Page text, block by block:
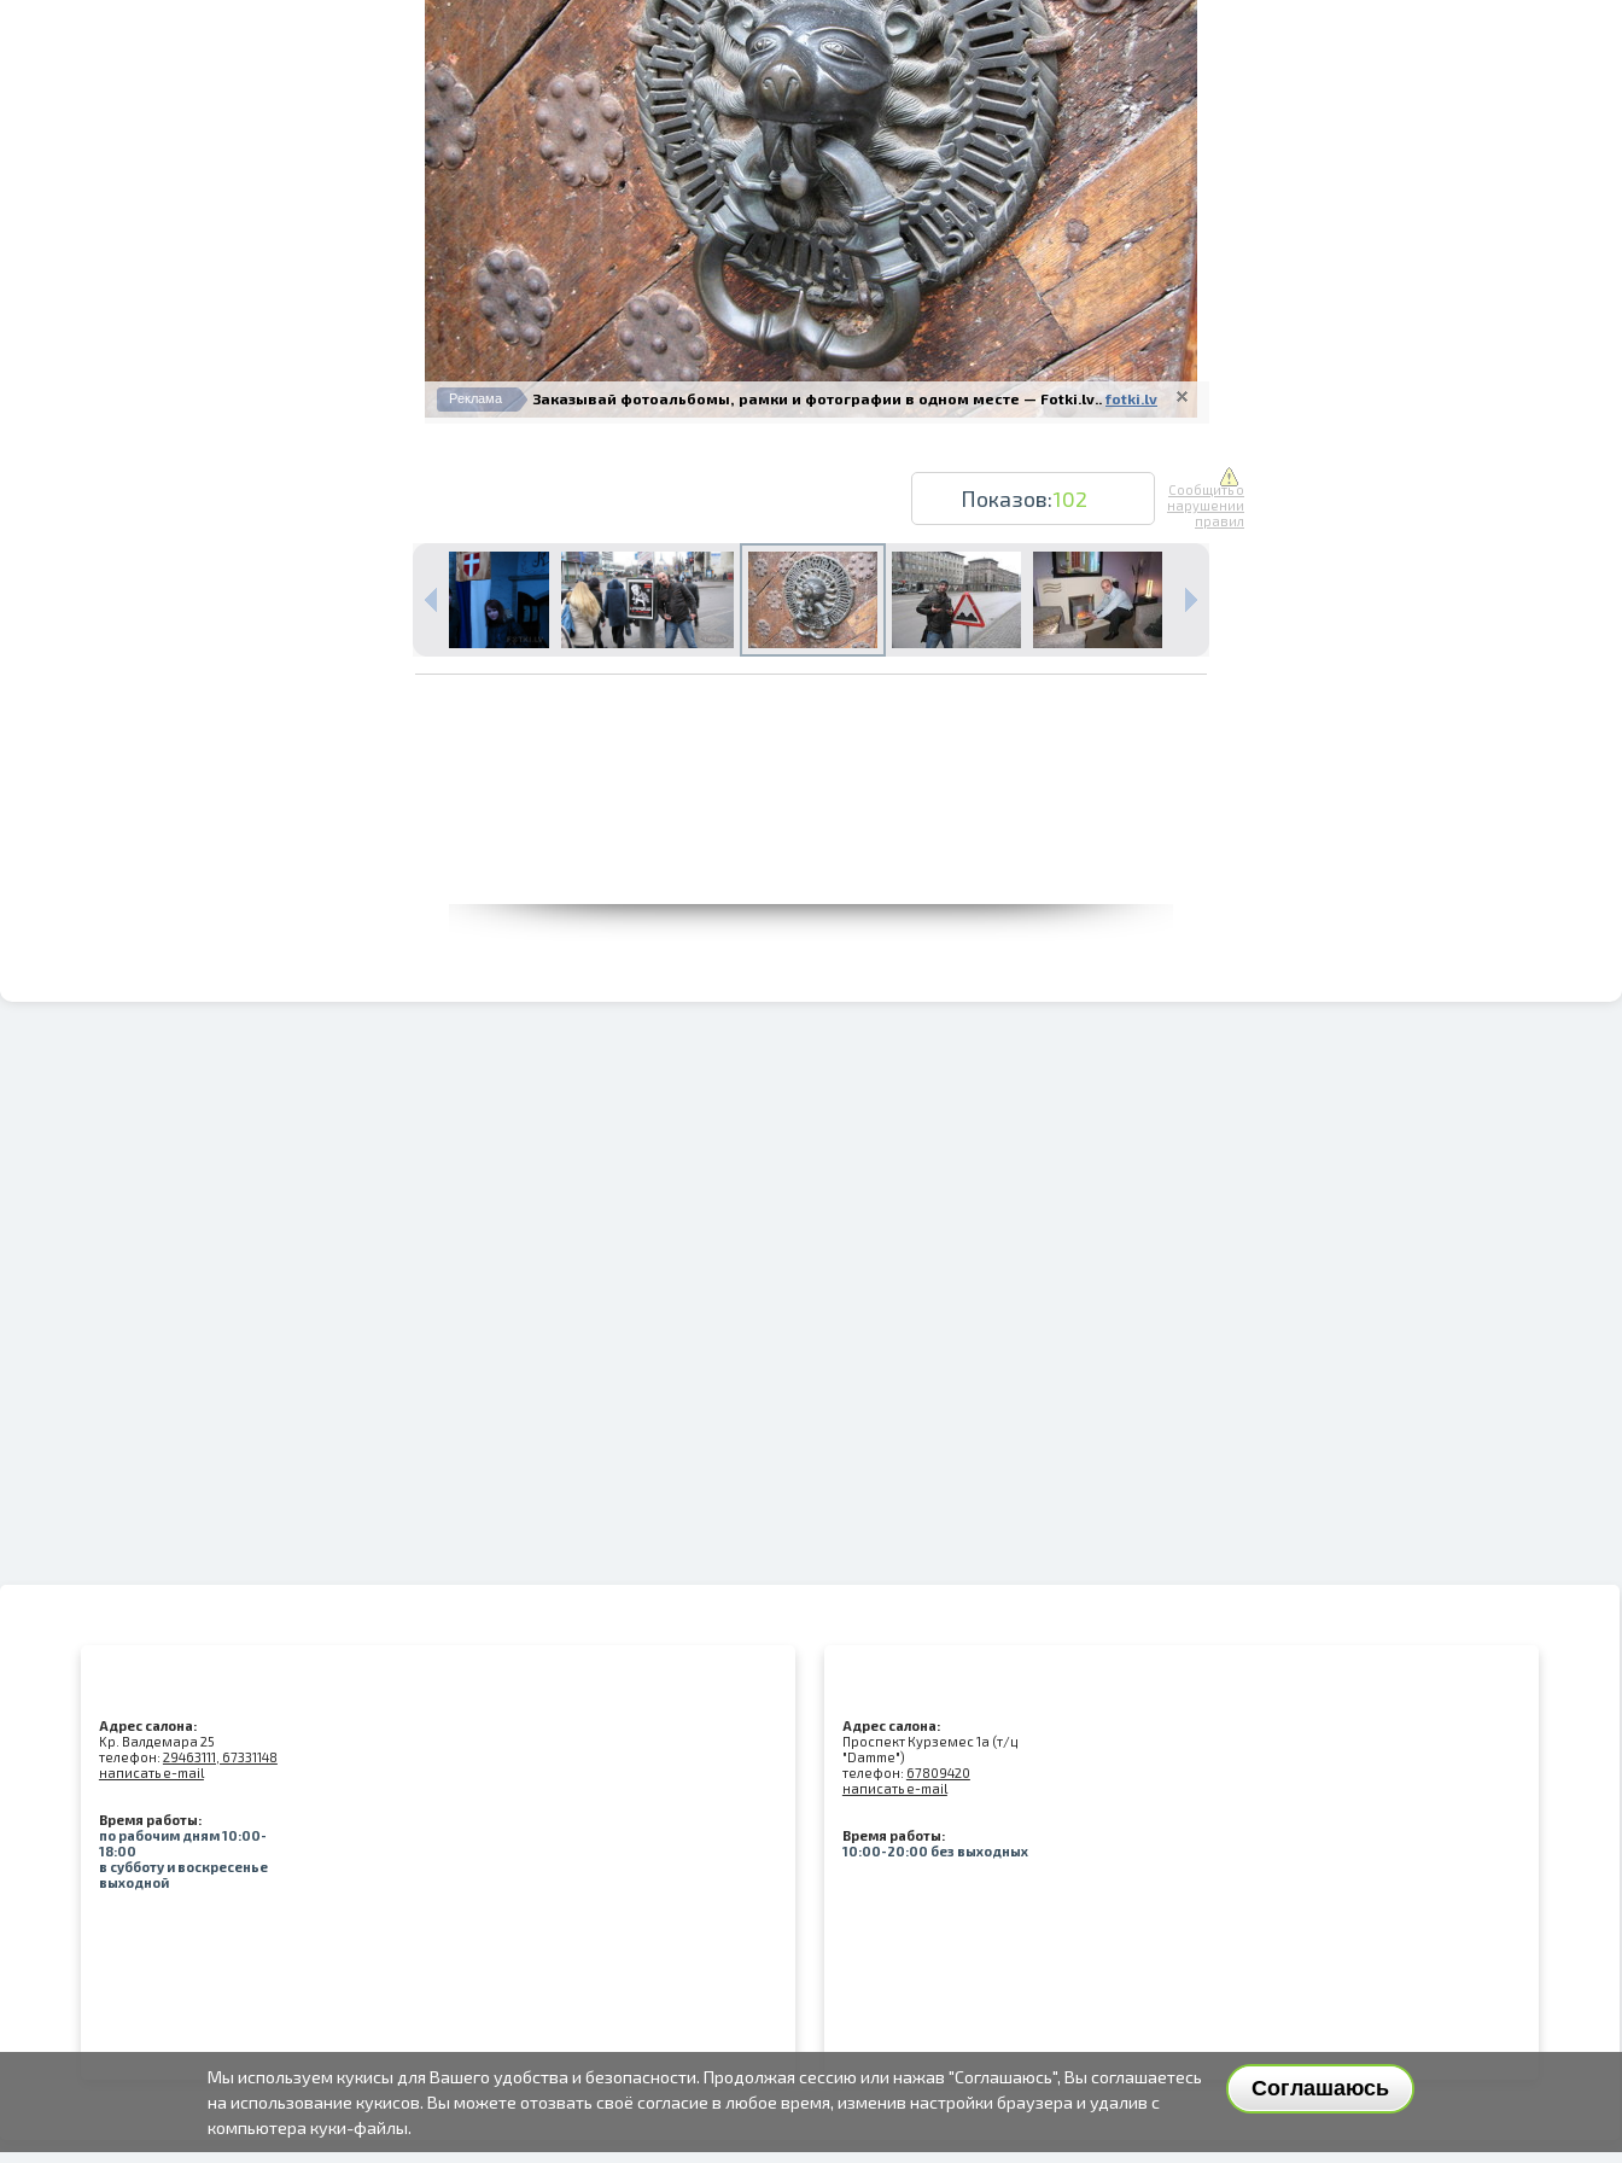
Печать в течение 1 часа в Риге – закажите онлайн
Различные форматы и виды бумаги для ваших фотографий
Доставка по всей Латвии или самовывоз
Реклама Заказывай фотоальбомы, рамки и фотографии в одном месте — Fotki.lv.. fotki.lv
Показов:102
Сообщить о
нарушении
правил
Адрес салона:
Kр. Валдемара 25
телефон: 29463111, 67331148
написать e-mail
Время работы:
по рабочим дням 10:00-
18:00
в субботу и воскресенье
выходной
Адрес салона:
Проспект Курземес 1а (т/ц
"Damme")
телефон: 67809420
написать e-mail
Время работы:
10:00-20:00 без выходных
Соглашаюсь
Мы используем кукисы для Вашего удобства и безопасности. Продолжая сессию или нажав "Соглашаюсь", Вы соглашаетесь
на использование кукисов. Вы можете отозвать своё согласие в любое время, изменив настройки браузера и удалив с
компьютера куки-файлы.